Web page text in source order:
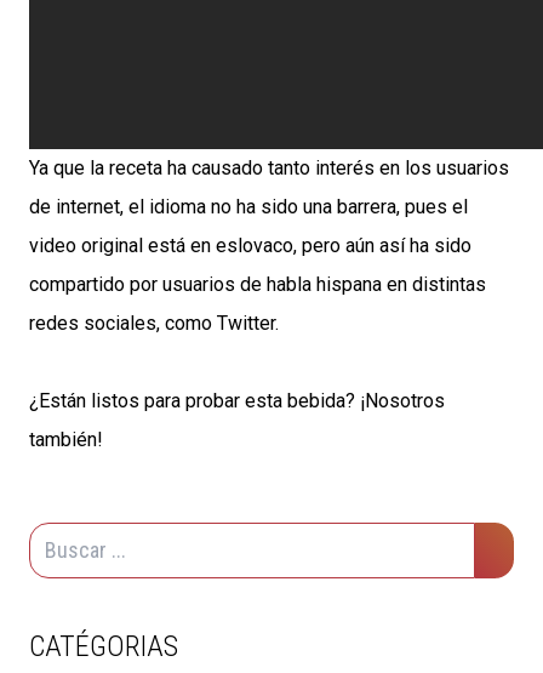
Ya que la receta ha causado tanto interés en los usuarios
de internet, el idioma no ha sido una barrera, pues el
video original está en eslovaco, pero aún así ha sido
compartido por usuarios de habla hispana en distintas
redes sociales, como Twitter.
¿Están listos para probar esta bebida? ¡Nosotros
también!
CATÉGORIAS